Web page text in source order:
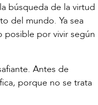
búsqueda de la virtud
del mundo. Ya sea
por vivir según
Antes de
porque no se trata